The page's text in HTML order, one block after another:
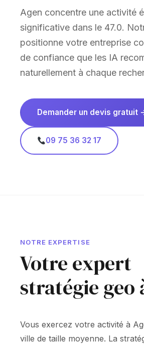
Agen concentre une activité
significative dans le 47.0.
positionne votre entreprise
de confiance que les IA
naturellement à chaque
Demander un devis gratuit
09 75 36 32 17
NOTRE EXPERTISE
Votre expert
stratégie geo
Vous exercez votre activité à
ville de taille moyenne. La